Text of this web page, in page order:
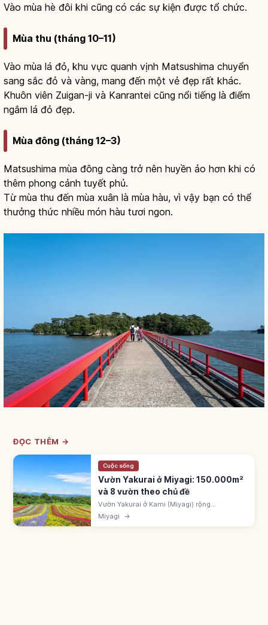
Vào mùa hè đôi khi cũng có các sự kiện được tổ chức.
Mùa thu (tháng 10–11)
Vào mùa lá đỏ, khu vực quanh vịnh Matsushima chuyển
sang sắc đỏ và vàng, mang đến một vẻ đẹp rất khác.
Khuôn viên Zuigan-ji và Kanrantei cũng nổi tiếng là điểm
ngắm lá đỏ đẹp.
Mùa đông (tháng 12–3)
Matsushima mùa đông càng trở nên huyền ảo hơn khi có
thêm phong cảnh tuyết phủ.
Từ mùa thu đến mùa xuân là mùa hàu, vì vậy bạn có thể
thưởng thức nhiều món hàu tươi ngon.
ĐỌC THÊM →
Cuộc sống
Vườn Yakurai ở Miyagi: 150.000m²
và 8 vườn theo chủ đề
Vườn Yakurai ở Kami (Miyagi) rộng
150.000m² (~3 Tokyo Dome) với 400 loài
thực vật và 8 vườn chủ đề như Rose Garden,
Miyagi →